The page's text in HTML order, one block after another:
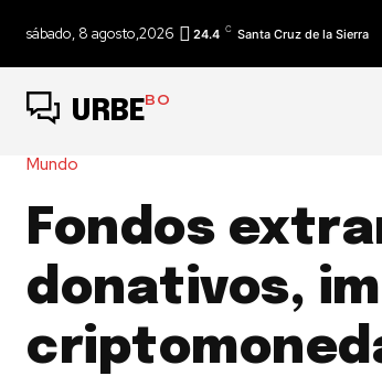
sábado, 8 agosto,2026 24.4 C Santa Cruz de la Sierra
URBEBO
Mundo
Fondos
donativos,